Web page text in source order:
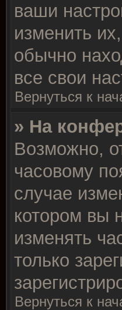
ваши
изменить
обычно
все свои
Вернуться к
» На
Возможно,
часовому
случае
котором вы
изменять
только
Вернуться к